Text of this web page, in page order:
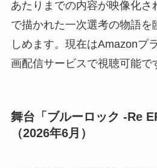
あたりまでの内容が映像化さ
で描かれた一次選考の物語を
しめます。現在はAmazonプ
画配信サービスで視聴可能で
舞台「ブルーロック -Re
（2026年6月）